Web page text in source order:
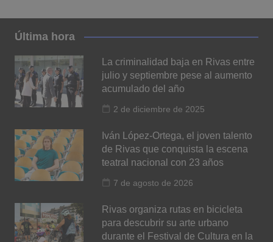
Última hora
La criminalidad baja en Rivas entre
julio y septiembre pese al aumento
acumulado del año
2 de diciembre de 2025
Iván López-Ortega, el joven talento
de Rivas que conquista la escena
teatral nacional con 23 años
7 de agosto de 2026
Rivas organiza rutas en bicicleta
para descubrir su arte urbano
durante el Festival de Cultura en la